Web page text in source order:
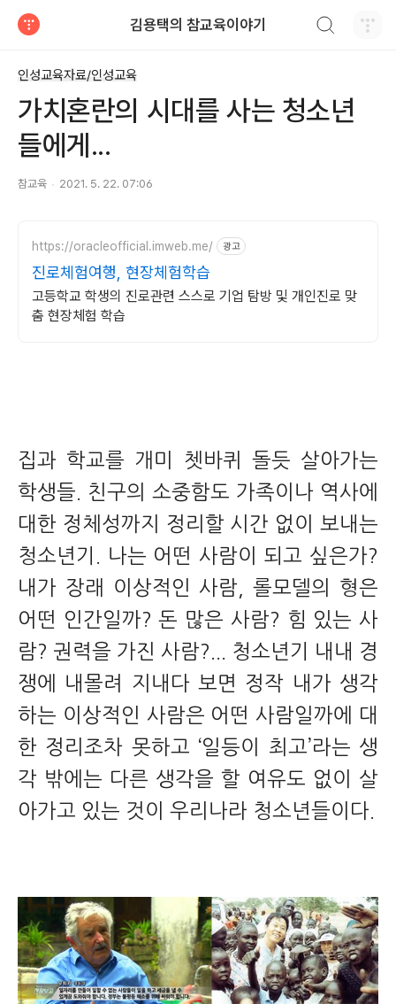
김용택의 참교육이야기
인성교육자료/인성교육
가치혼란의 시대를 사는 청소년
들에게...
참교육 2021. 5. 22. 07:06
https://oracleofficial.imweb.me/ 광고
진로체험여행, 현장체험학습
고등학교 학생의 진로관련 스스로 기업 탐방 및 개인진로 맞
춤 현장체험 학습
집과 학교를 개미 쳇바퀴 돌듯 살아가는
학생들. 친구의 소중함도 가족이나 역사에
대한 정체성까지 정리할 시간 없이 보내는
청소년기. 나는 어떤 사람이 되고 싶은가?
내가 장래 이상적인 사람, 롤모델의 형은
어떤 인간일까? 돈 많은 사람? 힘 있는 사
람? 권력을 가진 사람?... 청소년기 내내 경
쟁에 내몰려 지내다 보면 정작 내가 생각
하는 이상적인 사람은 어떤 사람일까에 대
한 정리조차 못하고 ‘일등이 최고’라는 생
각 밖에는 다른 생각을 할 여유도 없이 살
아가고 있는 것이 우리나라 청소년들이다.